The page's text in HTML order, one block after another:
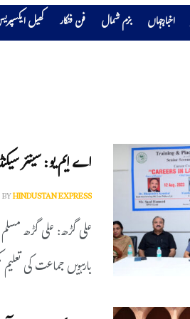
اخبارجہاں بزم شمال فن فنکار کھیل
اے ایم یو: سینئر
BYHINDUSTAN EXPRESS
علی گڑھ: علی گڑھ
بارہویں جماعت کی